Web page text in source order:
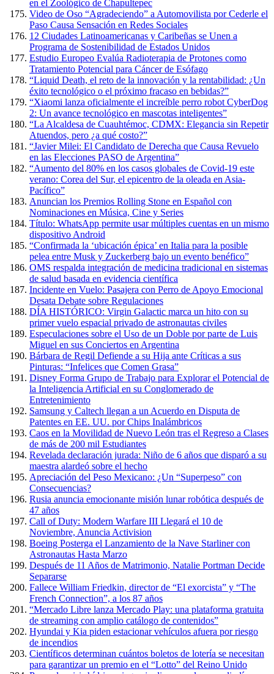
en el Zoológico de Chapultepec
Video de Oso “Agradeciendo” a Automovilista por Cederle el
Paso Causa Sensación en Redes Sociales
12 Ciudades Latinoamericanas y Caribeñas se Unen a
Programa de Sostenibilidad de Estados Unidos
Estudio Europeo Evalúa Radioterapia de Protones como
Tratamiento Potencial para Cáncer de Esófago
“Liquid Death, el reto de la innovación y la rentabilidad: ¿Un
éxito tecnológico o el próximo fracaso en bebidas?”
“Xiaomi lanza oficialmente el increíble perro robot CyberDog
2: Un avance tecnológico en mascotas inteligentes”
“La Alcaldesa de Cuauhtémoc, CDMX: Elegancia sin Repetir
Atuendos, pero ¿a qué costo?”
“Javier Milei: El Candidato de Derecha que Causa Revuelo
en las Elecciones PASO de Argentina”
“Aumento del 80% en los casos globales de Covid-19 este
verano: Corea del Sur, el epicentro de la oleada en Asia-
Pacífico”
Anuncian los Premios Rolling Stone en Español con
Nominaciones en Música, Cine y Series
Título: WhatsApp permite usar múltiples cuentas en un mismo
dispositivo Android
“Confirmada la ‘ubicación épica’ en Italia para la posible
pelea entre Musk y Zuckerberg bajo un evento benéfico”
OMS respalda integración de medicina tradicional en sistemas
de salud basada en evidencia científica
Incidente en Vuelo: Pasajera con Perro de Apoyo Emocional
Desata Debate sobre Regulaciones
DÍA HISTÓRICO: Virgin Galactic marca un hito con su
primer vuelo espacial privado de astronautas civiles
Especulaciones sobre el Uso de un Doble por parte de Luis
Miguel en sus Conciertos en Argentina
Bárbara de Regil Defiende a su Hija ante Críticas a sus
Pinturas: “Infelices que Comen Grasa”
Disney Forma Grupo de Trabajo para Explorar el Potencial de
la Inteligencia Artificial en su Conglomerado de
Entretenimiento
Samsung y Caltech llegan a un Acuerdo en Disputa de
Patentes en EE. UU. por Chips Inalámbricos
Caos en la Movilidad de Nuevo León tras el Regreso a Clases
de más de 200 mil Estudiantes
Revelada declaración jurada: Niño de 6 años que disparó a su
maestra alardeó sobre el hecho
Apreciación del Peso Mexicano: ¿Un “Superpeso” con
Consecuencias?
Rusia anuncia emocionante misión lunar robótica después de
47 años
Call of Duty: Modern Warfare III Llegará el 10 de
Noviembre, Anuncia Activision
Boeing Posterga el Lanzamiento de la Nave Starliner con
Astronautas Hasta Marzo
Después de 11 Años de Matrimonio, Natalie Portman Decide
Separarse
Fallece William Friedkin, director de “El exorcista” y “The
French Connection”, a los 87 años
“Mercado Libre lanza Mercado Play: una plataforma gratuita
de streaming con amplio catálogo de contenidos”
Hyundai y Kia piden estacionar vehículos afuera por riesgo
de incendios
Científicos determinan cuántos boletos de lotería se necesitan
para garantizar un premio en el “Lotto” del Reino Unido